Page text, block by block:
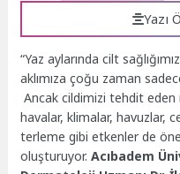
Yazı
“Yaz aylarında cilt
aklımıza çoğu zaman
Ancak cildimizi tehdit eden
havalar, klimalar, havuzlar,
terleme gibi etkenler de
oluşturuyor.Acıbadem